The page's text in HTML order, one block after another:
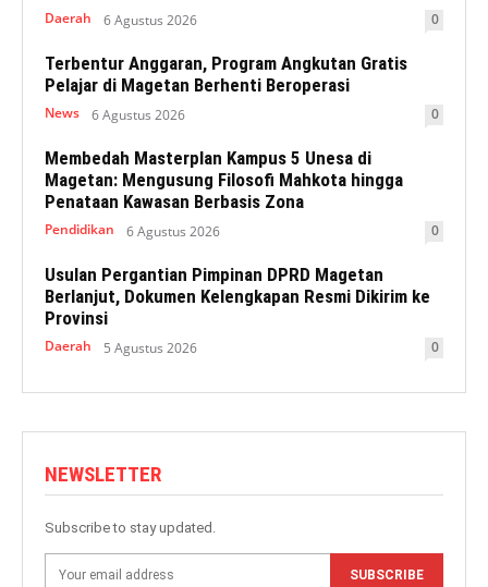
Daerah 6 Agustus 2026 0
Terbentur Anggaran, Program Angkutan Gratis
Pelajar di Magetan Berhenti Beroperasi
News 6 Agustus 2026 0
Membedah Masterplan Kampus 5 Unesa di
Magetan: Mengusung Filosofi Mahkota hingga
Penataan Kawasan Berbasis Zona
Pendidikan 6 Agustus 2026 0
Usulan Pergantian Pimpinan DPRD Magetan
Berlanjut, Dokumen Kelengkapan Resmi Dikirim ke
Provinsi
Daerah 5 Agustus 2026 0
NEWSLETTER
Subscribe to stay updated.
SUBSCRIBE